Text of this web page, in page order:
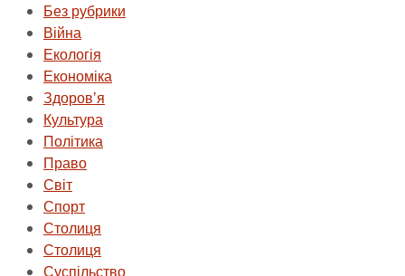
Без рубрики
Війна
Екологія
Економіка
Здоровʼя
Культура
Політика
Право
Світ
Спорт
Столиця
Столиця